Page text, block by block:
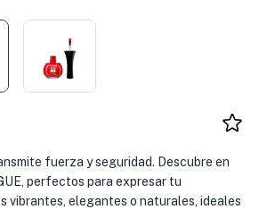
fuerza y seguridad. Descubre en
perfectos para expresar tu
vibrantes, elegantes o naturales, ideales